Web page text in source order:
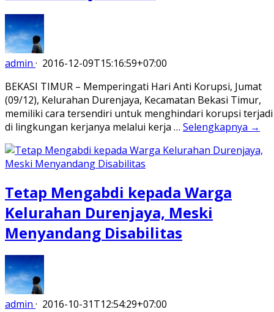
admin · 2016-12-09T15:16:59+07:00
BEKASI TIMUR – Memperingati Hari Anti Korupsi, Jumat
(09/12), Kelurahan Durenjaya, Kecamatan Bekasi Timur,
memiliki cara tersendiri untuk menghindari korupsi terjadi
di lingkungan kerjanya melalui kerja … Selengkapnya →
Tetap Mengabdi kepada Warga
Kelurahan Durenjaya, Meski
Menyandang Disabilitas
admin · 2016-10-31T12:54:29+07:00